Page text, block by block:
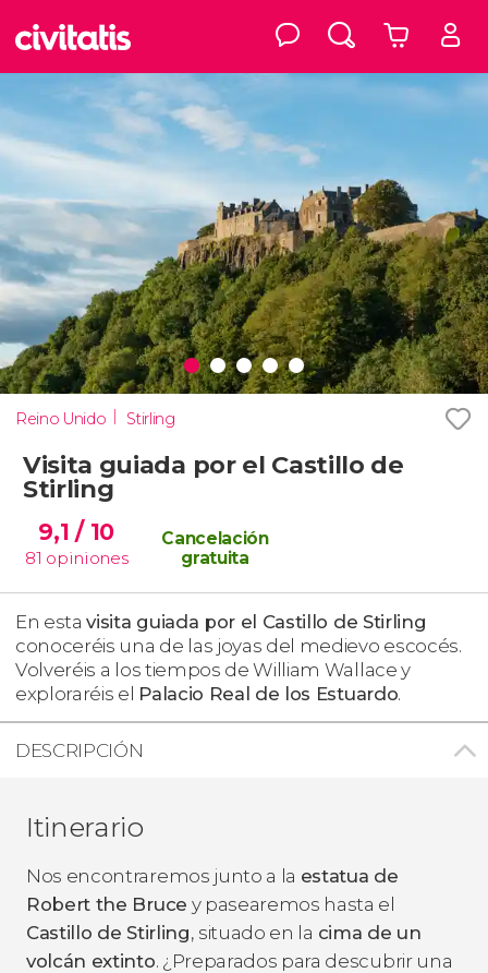
Reino Unido Stirling
Visita guiada por el Castillo de
Stirling
9,1/ 10
81 opiniones
Cancelación
gratuita
En estavisita guiada por el Castillo de Stirling
conoceréis una de las joyas del medievo escocés.
Volveréis a los tiempos de William Wallace y
exploraréis el Palacio Real de los Estuardo.
DESCRIPCIÓN
Itinerario
Nos encontraremos junto a la estatua de
Robert the Bruce y pasearemos hasta el
Castillo de Stirling, situado en la cima de un
volcán extinto. ¿Preparados para descubrir una